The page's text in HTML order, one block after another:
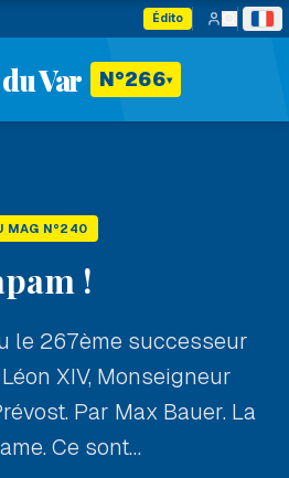
Édito
du Var N°266▾
MAG N°240
!
le 267ème successeur
XIV, Monseigneur
Par Max Bauer. La
Ce sont…